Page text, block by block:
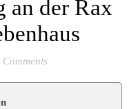
an der Rax
Comments